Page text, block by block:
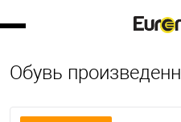
Обувь